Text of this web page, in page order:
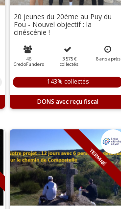
20 jeunes du 20ème au Puy du
Fou - Nouvel objectif : la
cinéscénie !
46
CredoFunders
3 575 €
collectés
8ansaprès
143% collectés
DONS
TERMINÉ